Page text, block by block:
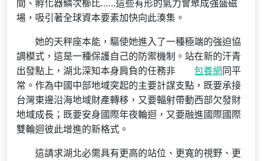
間、孵化器鱗次櫛比……這些有形的氣力會聚成強盛磁
場，吸引著全球資本要素加快向此湊集。
她的天秤座本能，驅使她進入了一種極端的強迫協
調模式，這是一種保護自己的防禦機制。站在新的汗青
出發點上，湖北深知本身肩負的任務非
包養網 同平
常。作為中國中部地域突起的主要計謀支點，既要承接
台灣東邊沿海地域財產轉移，又要輻射帶動西部欠發財
地域成長；既要安身國際年夜輪迴，又要融進國際國際
雙輪迴彼此增進的新格式。
這請求湖北必需具有更高的站位、更寬的視野、更